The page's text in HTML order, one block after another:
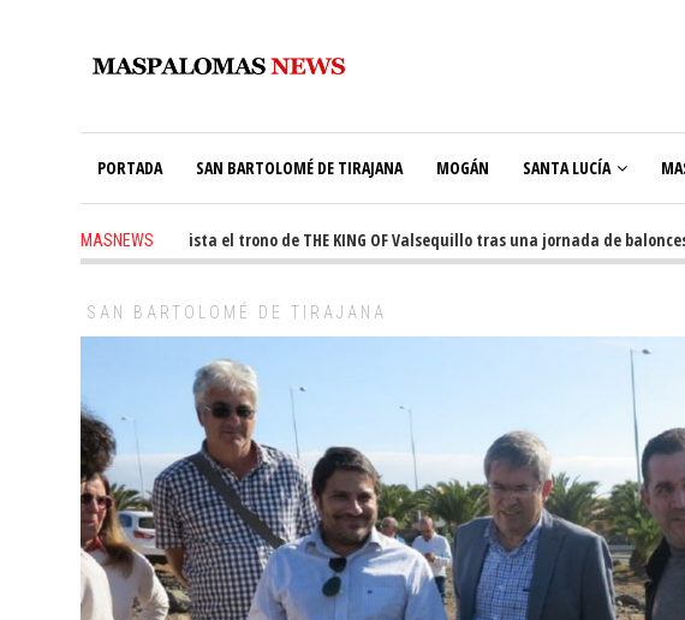
PORTADA SAN BARTOLOMÉ DE TIRAJANA MOGÁN SANTA LUCÍA
MASNEWS
Ale Martín conquista el trono de THE KING OF Valsequillo tras una jornada de baloncesto
SAN BARTOLOMÉ DE TIRAJANA